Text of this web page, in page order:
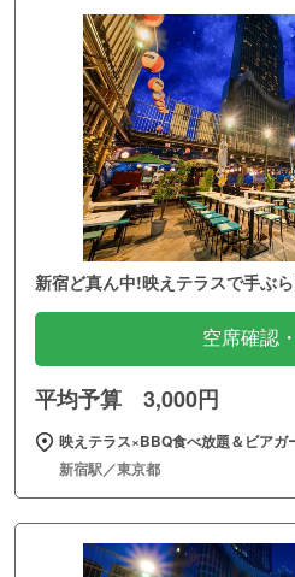
新宿ど真ん中!映えテラスで手ぶ
空席確認
平均予算 3,000円
映えテラス×BBQ食べ放題＆ビア
新宿駅／東京都